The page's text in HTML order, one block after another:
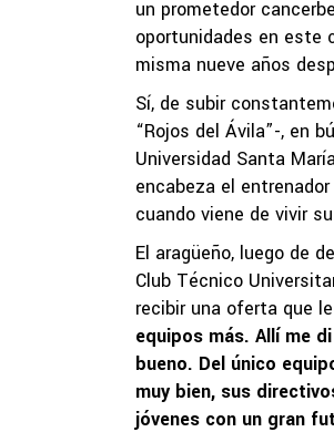
un prometedor
oportunidades en este
misma nueve años
Sí, de subir
“Rojos del Ávila”-, en
Universidad Santa
encabeza el
cuando viene de vivir
El aragüeño, luego de
Club Técnico
recibir una oferta que
equipos más. Allí me
bueno. Del único
muy bien, sus
jóvenes con un gran